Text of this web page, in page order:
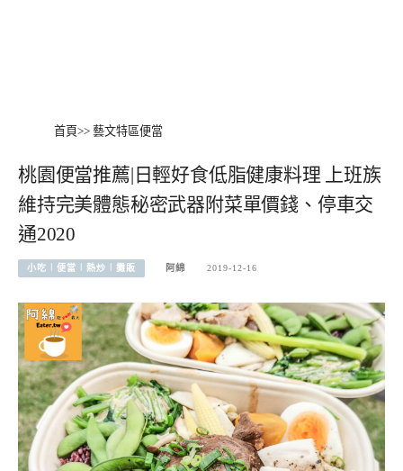
首頁>> 藝文特區便當
桃園便當推薦|日輕好食低脂健康料理 上班族
維持完美體態秘密武器附菜單價錢、停車交
通2020
小吃︱便當︱熱炒︱攤販 阿綿 2019-12-16